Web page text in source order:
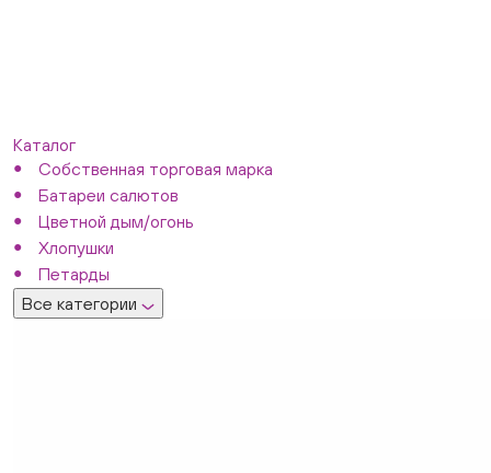
Каталог
Собственная торговая марка
Батареи салютов
Цветной дым/огонь
Хлопушки
Петарды
Все категории